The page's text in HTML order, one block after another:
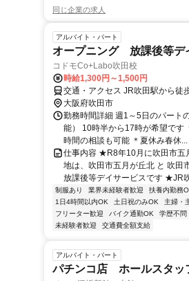
同じ企業の求人
アルバイト・パート
オープニング 放課後等
コドモCo+Labo吹田校
時給1,300円～1,500円
交通・アクセス JR吹田駅から徒
大阪府吹田市
勤務時間詳細 週1～5日のパート
能） 10時半から17時が希望です
時間の相談も可能 ＊夏休み春休...
仕事内容 ★R8年10月に吹田市五
地は、吹田市五月が丘北 と 吹田
放課後等デイサービスです ★JR
制服あり 業界未経験者歓迎 扶養内勤務
1日4時間以内OK
土日祝のみOK 主婦・
フリーター歓迎
バイク通勤OK 学歴不問
未経験者歓迎
交通費全額支給
アルバイト・パート
パチンコ店 ホールスタッ